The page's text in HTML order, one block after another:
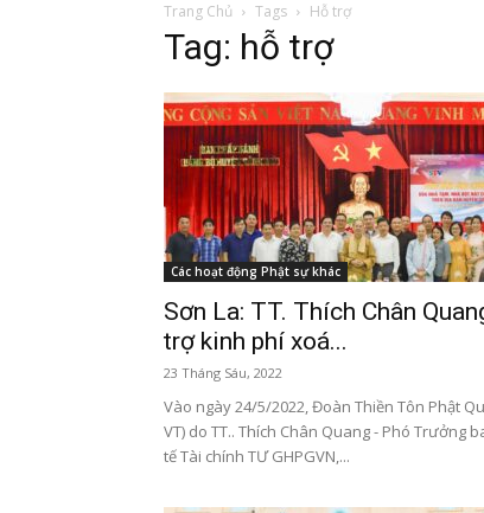
Trang Chủ Tags Hỗ trợ
Tag: hỗ trợ
Các hoạt động Phật sự khác
Sơn La: TT. Thích Chân
trợ kinh phí xoá...
23 Tháng Sáu, 2022
Vào ngày 24/5/2022, Đoàn Thiền Tôn Phật
VT) do TT.. Thích Chân Quang - Phó Trưởng
tế Tài chính TƯ GHPGVN,...